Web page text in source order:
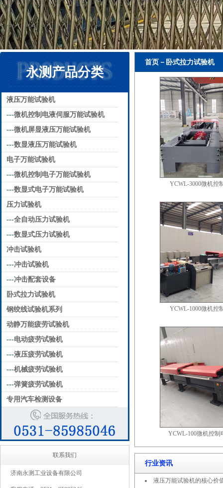
永测产品分类
液压万能试验机
---微机控制电液伺服万能试验机
---微机屏显液压万能试验机
---数显液压万能试验机
电子万能试验机
---微机控制电子万能试验机
---数显式电子万能试验机
压力试验机
---全自动压力试验机
---数显式压力试验机
冲击试验机
---冲击试验机
---冲击配套设备
卧式拉力试验机
钢绞线试验机系列
动静万能疲劳试验机
---电动疲劳试验机
---液压疲劳试验机
---机械疲劳试验机
---弹簧疲劳试验机
专用汽车检测设备
联系我们
济南永测工业设备有限公司
首页－卧式拉力试验机
YCWL-3000微机控
YCWL-1000微机控
YCWL-100微机控制
行业资讯
液压万能试验机的核心价